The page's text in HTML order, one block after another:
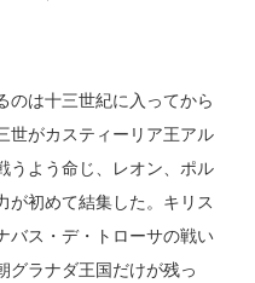
は十三世紀に入ってから
世がカスティーリア王アル
うよう命じ、レオン、ポル
が初めて結集した。キリス
バス・デ・トローサの戦い
グラナダ王国だけが残っ